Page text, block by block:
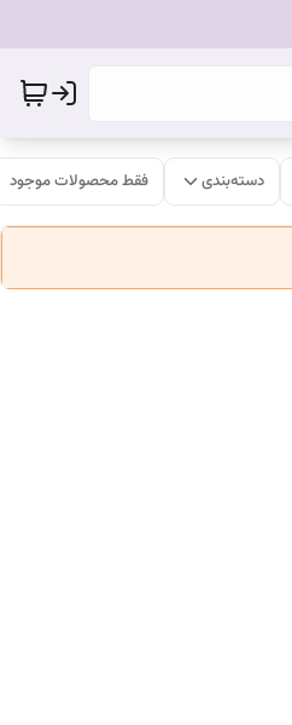
دسته‌بندی فقط محصولات موجود